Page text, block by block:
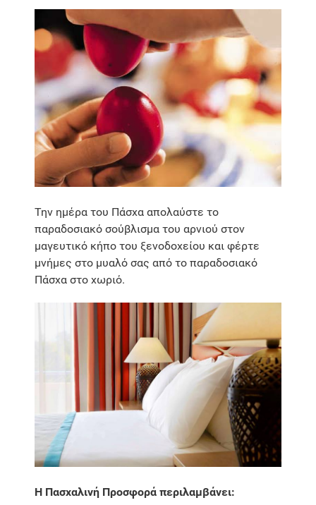
Την ημέρα του Πάσχα απολαύστε το
παραδοσιακό σούβλισμα του αρνιού στον
μαγευτικό κήπο του ξενοδοχείου και φέρτε
μνήμες στο μυαλό σας από το παραδοσιακό
Πάσχα στο χωριό.
Η Πασχαλινή Προσφορά περιλαμβάνει: